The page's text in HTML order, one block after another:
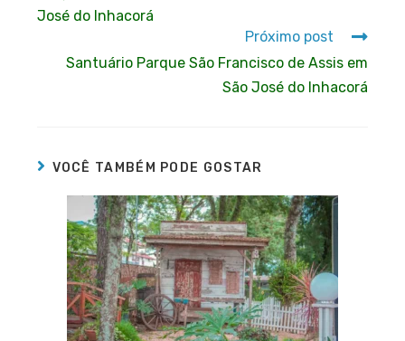
José do Inhacorá
Próximo post
Santuário Parque São Francisco de Assis em
São José do Inhacorá
VOCÊ TAMBÉM PODE GOSTAR